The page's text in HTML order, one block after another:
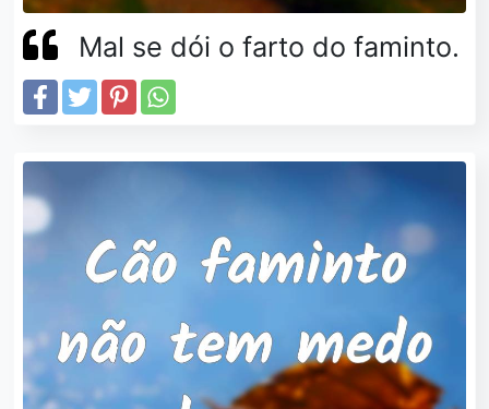
Mal se dói o farto do faminto.